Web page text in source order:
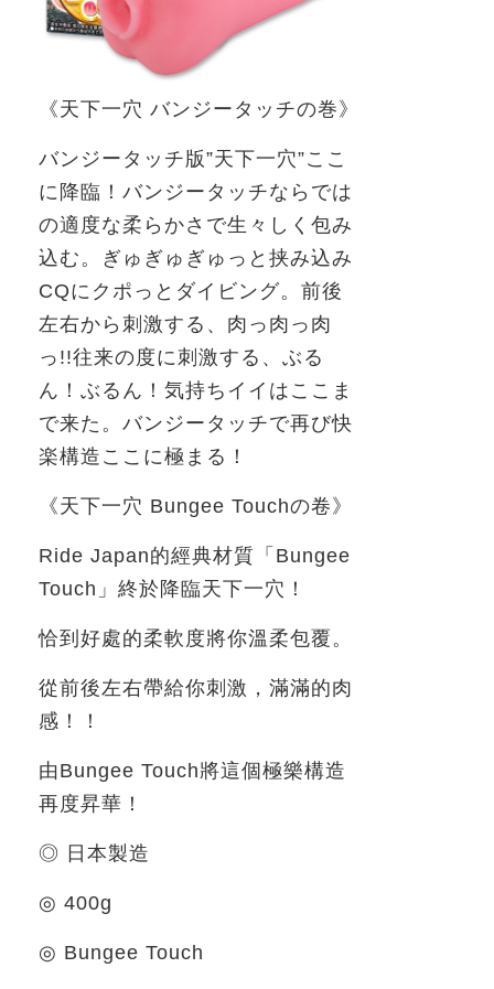
《天下一穴 バンジータッチの巻》
バンジータッチ版”天下一穴”ここ
に降臨！バンジータッチならでは
の適度な柔らかさで生々しく包み
込む。ぎゅぎゅぎゅっと挟み込み
CQにクポっとダイビング。前後
左右から刺激する、肉っ肉っ肉
っ !!往来の度に刺激する、ぶる
ん！ぶるん！気持ちイイはここま
で来た。バンジータッチで再び快
楽構造ここに極まる！
《天下一穴 Bungee Touchの卷》
Ride Japan的經典材質「 Bungee
Touch 」終於降臨天下一穴！
恰到好處的柔軟度將你溫柔包覆。
從前後左右帶給你刺激，滿滿的肉
感！！
由Bungee Touch將這個極樂構造
再度昇華！
◎ 日本製造
◎ 400g
◎ Bungee Touch